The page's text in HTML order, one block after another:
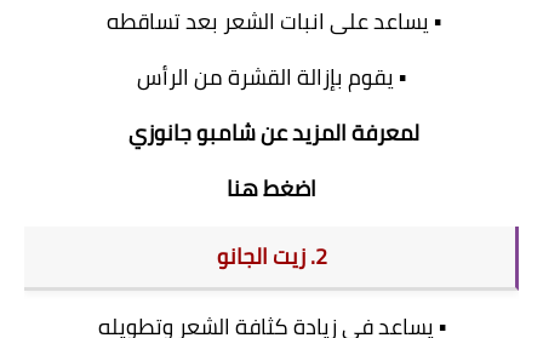
▪ يساعد على انبات الشعر بعد تساقطه
▪ يقوم بإزالة القشرة من الرأس
لمعرفة المزيد عن شامبو جانوزي
اضغط هنا
2. زيت الجانو
▪ يساعد في زيادة كثافة الشعر وتطويله